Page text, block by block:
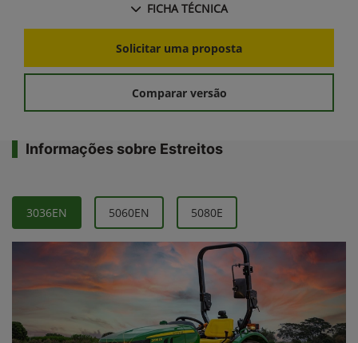
FICHA TÉCNICA
Solicitar uma proposta
Comparar versão
Informações sobre Estreitos
3036EN 5060EN 5080E